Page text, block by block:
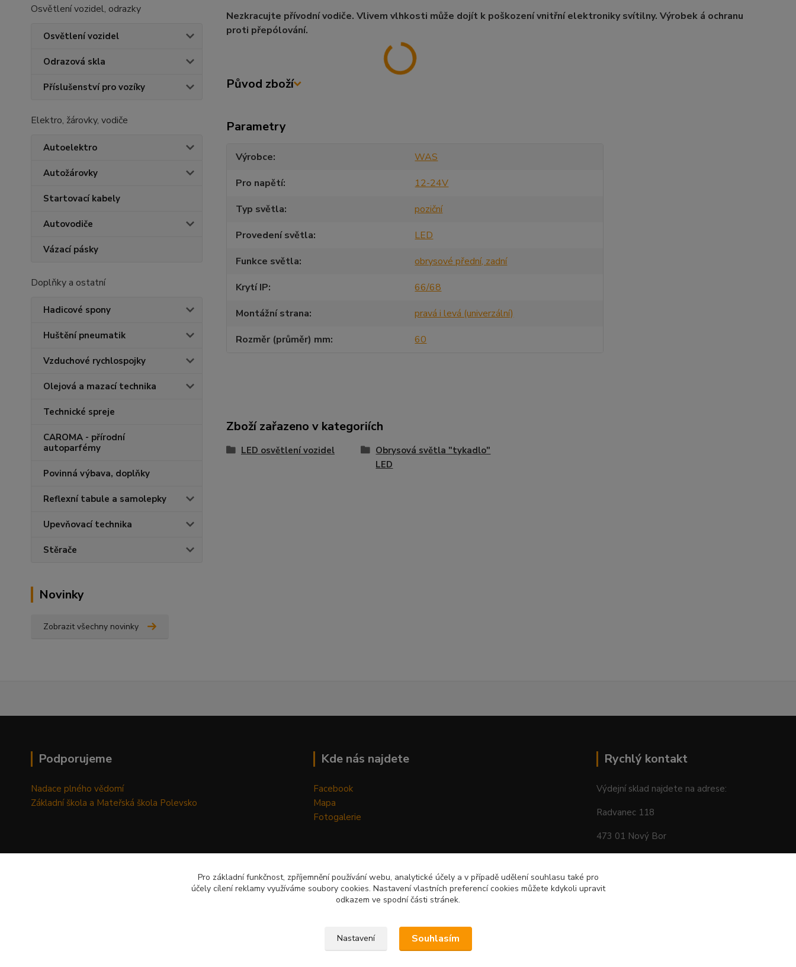
Osvětlení vozidel, odrazky
Osvětlení vozidel
Odrazová skla
Příslušenství pro vozíky
Elektro, žárovky, vodiče
Autoelektro
Autožárovky
Startovací kabely
Autovodiče
Vázací pásky
Doplňky a ostatní
Hadicové spony
Huštění pneumatik
Vzduchové rychlospojky
Olejová a mazací technika
Technické spreje
CAROMA - přírodní
autoparfémy
Povinná výbava, doplňky
Reflexní tabule a samolepky
Upevňovací technika
Stěrače
Novinky
Zobrazit všechny novinky
Nezkracujte přívodní vodiče. Vlivem vlhkosti může dojít k poškození vnitřní elektroniky svítilny. Výrobek á ochranu
proti přepólování.
Původ zboží
Parametry
Výrobce
WAS
Pro napětí
12-24V
Typ světla
poziční
Provedení světla
LED
Funkce světla
obrysové přední, zadní
Krytí IP
66/68
Montážní strana
pravá i levá (univerzální)
Rozměr (průměr) mm
60
Zboží zařazeno v kategoriích
LED osvětlení vozidel
Obrysová světla "tykadlo"
LED
Podporujeme
Nadace plného vědomí
Základní škola a Mateřská škola Polevsko
Kde nás najdete
Facebook
Mapa
Fotogalerie
Rychlý kontakt
Výdejní sklad najdete na adrese:
Radvanec 118
473 01 Nový Bor
Upravit sběr cookies.
Pro základní funkčnost, zpříjemnění používání webu, analytické účely a v případě udělení souhlasu také pro
účely cílení reklamy využíváme soubory cookies. Nastavení vlastních preferencí cookies můžete kdykoli upravit
odkazem ve spodní části stránek.
Nastavení Souhlasím